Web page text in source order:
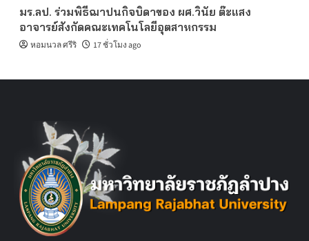
มร.ลป. ร่วมพิธีฌาปนกิจบิดาของ ผศ.วินัย ต๊ะแสง
อาจารย์สังกัดคณะเทคโนโลยีอุตสาหกรรม
หอมนวล ศรีริ 17 ชั่วโมง ago